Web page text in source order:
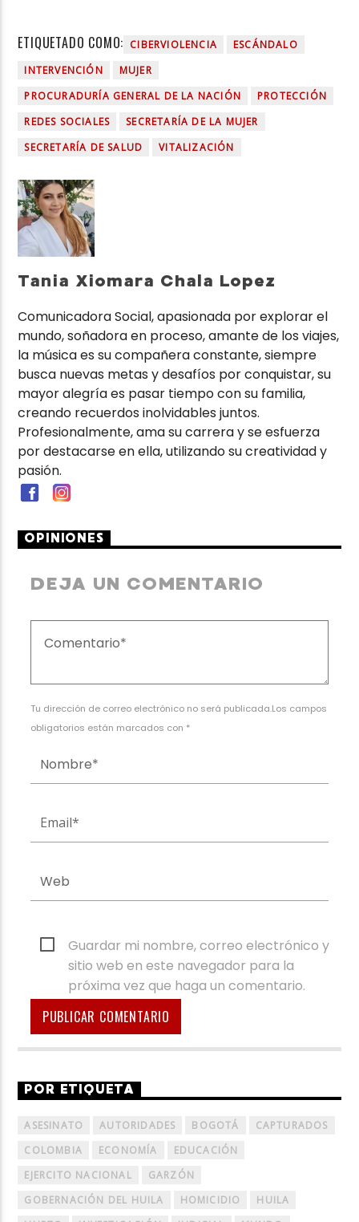
ETIQUETADO COMO: CIBERVIOLENCIA
ESCÁNDALO
INTERVENCIÓN
MUJER
PROCURADURÍA GENERAL DE LA NACIÓN
PROTECCIÓN
REDES SOCIALES
SECRETARÍA DE LA MUJER
SECRETARÍA DE SALUD
VITALIZACIÓN
Tania Xiomara Chala Lopez
Comunicadora Social, apasionada por explorar el
mundo, soñadora en proceso, amante de los viajes,
la música es su compañera constante, siempre
busca nuevas metas y desafíos por conquistar, su
mayor alegría es pasar tiempo con su familia,
creando recuerdos inolvidables juntos.
Profesionalmente, ama su carrera y se esfuerza
por destacarse en ella, utilizando su creatividad y
pasión.
OPINIONES
DEJA UN COMENTARIO
Tu dirección de correo electrónico no será publicada.Los campos
obligatorios están marcados con *
Guardar mi nombre, correo electrónico y
sitio web en este navegador para la
próxima vez que haga un comentario.
POR ETIQUETA
ASESINATO AUTORIDADES BOGOTÁ
CAPTURADOS
COLOMBIA
ECONOMÍA
EDUCACIÓN
EJERCITO NACIONAL
GARZÓN
GOBERNACIÓN DEL HUILA
HOMICIDIO
HUILA